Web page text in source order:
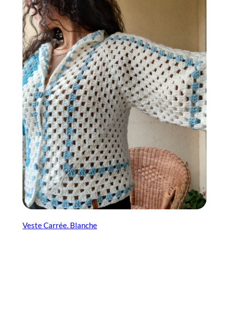
Veste Carrée. Blanche